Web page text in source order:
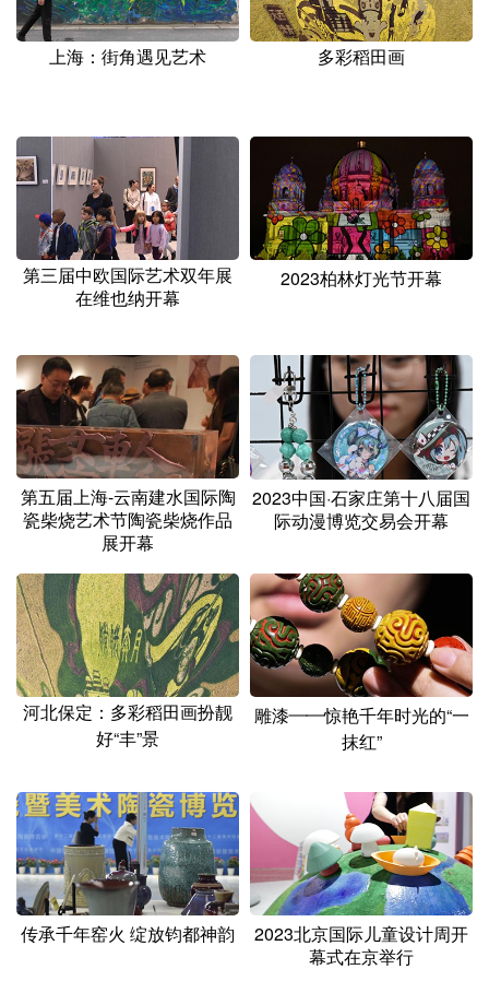
山东 河南 湖北 湖南
广东 广西 重庆
甘肃
新疆 内蒙古 黑龙江
多语种频道
Русский язык 日本語 한국어
Deutsch Português
上海：街角遇见艺术 多彩稻田画
第三届中欧国际艺术双年展
在维也纳开幕
2023柏林灯光节开幕
第五届上海-云南建水国际陶
瓷柴烧艺术节陶瓷柴烧作品
展开幕
2023中国·石家庄第十八届国
际动漫博览交易会开幕
河北保定：多彩稻田画扮靓
好“丰”景
雕漆——惊艳千年时光的“一
抹红”
传承千年窑火 绽放钧都神韵
2023北京国际儿童设计周开
幕式在京举行